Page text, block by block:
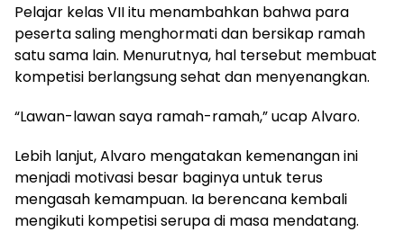
Pelajar kelas VII itu menambahkan bahwa para
peserta saling menghormati dan bersikap ramah
satu sama lain. Menurutnya, hal tersebut membuat
kompetisi berlangsung sehat dan menyenangkan.
“Lawan-lawan saya ramah-ramah,” ucap Alvaro.
Lebih lanjut, Alvaro mengatakan kemenangan ini
menjadi motivasi besar baginya untuk terus
mengasah kemampuan. Ia berencana kembali
mengikuti kompetisi serupa di masa mendatang.